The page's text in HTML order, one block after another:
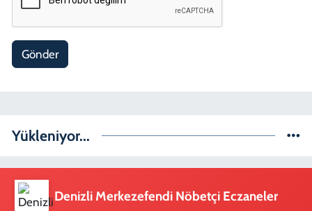
Gönder
Yükleniyor...
Denizli Merkezefendi Nöbetçi Eczaneler